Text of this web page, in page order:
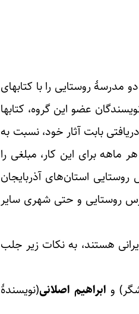
مدرسۀ روستایی را با کتابهای
عضو این گروه، کتابها
بابت آثار خود، نسبت به
ماهه برای این کار، مبلغی را
استان‌های آذربایجان
روستایی و حتی شهری سایر
هستند، به نکات زیر جلب
و ابراهیم اصلانی(نویسندۀ